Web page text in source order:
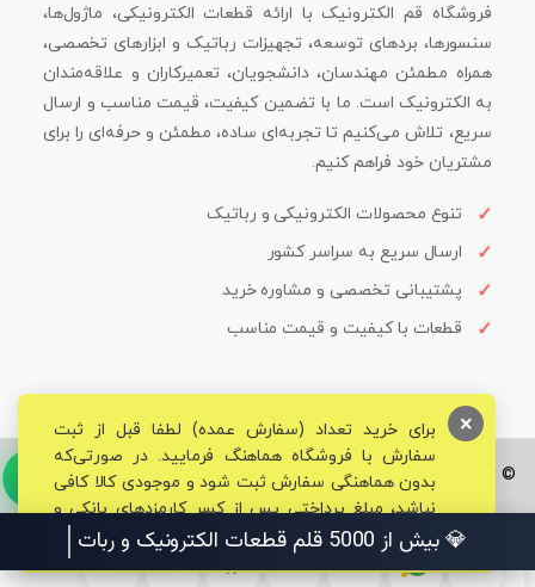
فروشگاه قم الکترونیک با ارائه قطعات الکترونیکی، ماژول‌ها،
سنسورها، بردهای توسعه، تجهیزات رباتیک و ابزارهای تخصصی،
همراه مطمئن مهندسان، دانشجویان، تعمیرکاران و علاقه‌مندان
به الکترونیک است. ما با تضمین کیفیت، قیمت مناسب و ارسال
سریع، تلاش می‌کنیم تا تجربه‌ای ساده، مطمئن و حرفه‌ای را برای
مشتریان خود فراهم کنیم.
تنوع محصولات الکترونیکی و رباتیک
ارسال سریع به سراسر کشور
پشتیبانی تخصصی و مشاوره خرید
قطعات با کیفیت و قیمت مناسب
© تمامی حقوق برای فروشگاه تخصصی قم الکترونیک محفوظ می‌باشد.
برای خرید تعداد (سفارش عمده) لطفا قبل از ثبت
سفارش با فروشگاه هماهنگ فرمایید. در صورتی‌که
بدون هماهنگی سفارش ثبت شود و موجودی کالا کافی
نباشد، مبلغ پرداختی پس از کسر کارمزدهای بانکی و
مالیاتی به حساب شما بازگشت داده خواهد شد.
×
💎 بیش از 5000 قلم قطعات الکترونیک و رباتیک